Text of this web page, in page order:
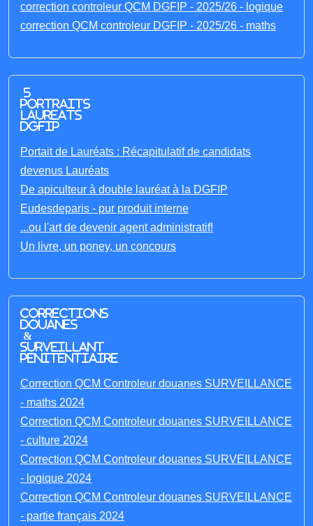
correction controleur QCM DGFIP - 2025/26 - logique
correction QCM controleur DGFIP - 2025/26 - maths
5
portraits
laureats
DGFIP
Portait de Lauréats : Récapitulatif de candidats
devenus Lauréats
De apiculteur à double lauréat à la DGFIP
Eudesdeparis - pur produit interne
...ou l'art de devenir agent administratif!
Un livre, un poney, un concours
Corrections
Douanes
&
Surveillant
penitentiaire
Correction QCM Controleur douanes SURVEILLANCE
- maths 2024
Correction QCM Controleur douanes SURVEILLANCE
- culture 2024
Correction QCM Controleur douanes SURVEILLANCE
- logique 2024
Correction QCM Controleur douanes SURVEILLANCE
- partie français 2024